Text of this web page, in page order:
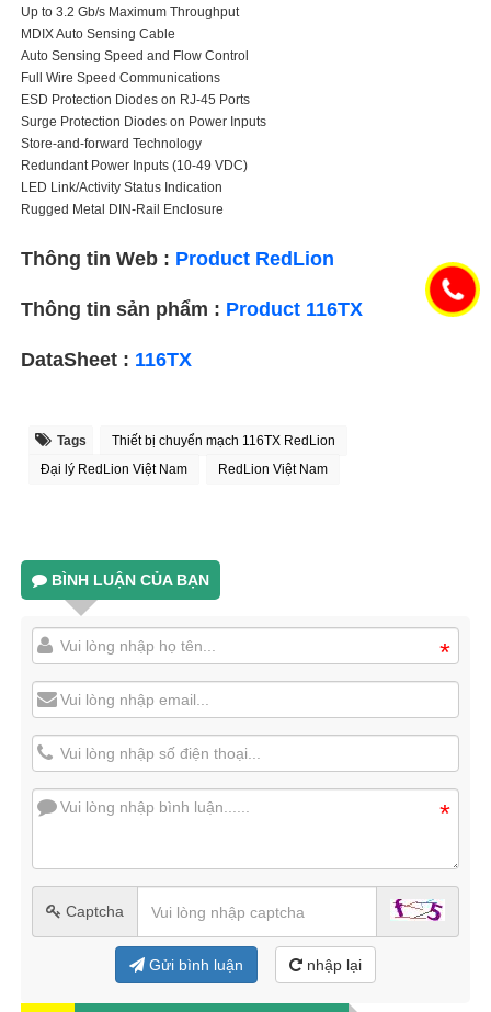
Up to 3.2 Gb/s Maximum Throughput
MDIX Auto Sensing Cable
Auto Sensing Speed and Flow Control
Full Wire Speed Communications
ESD Protection Diodes on RJ-45 Ports
Surge Protection Diodes on Power Inputs
Store-and-forward Technology
Redundant Power Inputs (10-49 VDC)
LED Link/Activity Status Indication
Rugged Metal DIN-Rail Enclosure
Thông tin Web : Product RedLion
Thông tin sản phẩm : Product 116TX
DataSheet : 116TX
Tags
Thiết bị chuyển mạch 116TX RedLion
Đại lý RedLion Việt Nam
RedLion Việt Nam
BÌNH LUẬN CỦA BẠN
*
*
Captcha
Gửi bình luận nhập lại